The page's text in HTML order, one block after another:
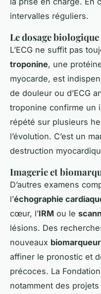
intervalles réguliers.
Le dosage
L’ECG ne suffit pas
troponine, une
myocarde, est
de douleur ou d’ECG
troponine confirme un
répété sur plusieurs
l’évolution. C’est un
destruction
Imagerie et
D’autres examens
l’échographie
cœur, l’IRM ou le
lésions. Des
nouveaux
affiner le pronostic et
précoces. La
notamment des